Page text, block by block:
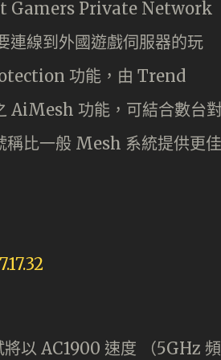
Gamers Private Network
連線到外國遊戲伺服器的玩
功能，由 Trend
AiMesh 功能，可結合數台
比一般 Mesh 系統提供更佳
以 AC1900 速度 （5GHz 頻